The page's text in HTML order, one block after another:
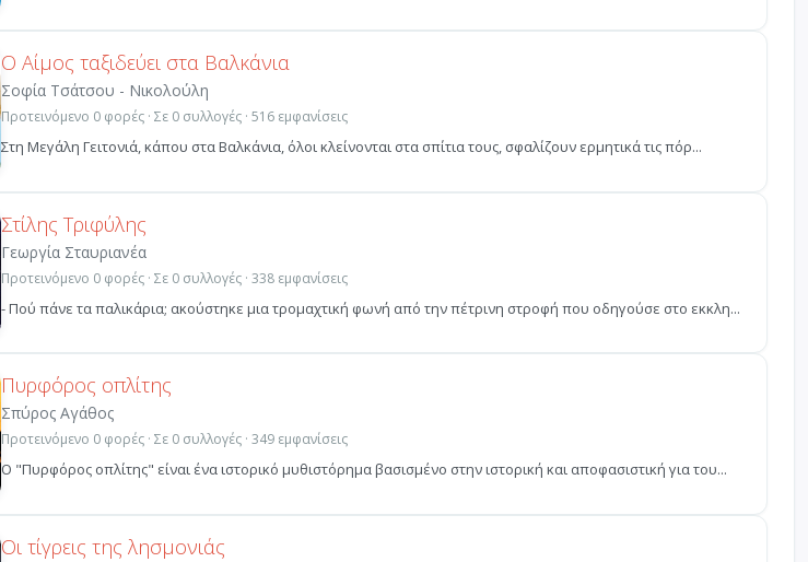
Ο Αίμος ταξιδεύει στα Βαλκάνια
Σοφία Τσάτσου - Νικολούλη
Προτεινόμενο 0 φορές · Σε 0 συλλογές · 516 εμφανίσεις
Στη Μεγάλη Γειτονιά, κάπου στα Βαλκάνια, όλοι κλείνονται στα σπίτια τους, σφαλίζουν ερμητικά τις πόρ...
Στίλης Τριφύλης
Γεωργία Σταυριανέα
Προτεινόμενο 0 φορές · Σε 0 συλλογές · 338 εμφανίσεις
- Πού πάνε τα παλικάρια; ακούστηκε μια τρομαχτική φωνή από την πέτρινη στροφή που οδηγούσε στο εκκλη...
Πυρφόρος οπλίτης
Σπύρος Αγάθος
Προτεινόμενο 0 φορές · Σε 0 συλλογές · 349 εμφανίσεις
Ο "Πυρφόρος οπλίτης" είναι ένα ιστορικό μυθιστόρημα βασισμένο στην ιστορική και αποφασιστική για του...
Οι τίγρεις της λησμονιάς